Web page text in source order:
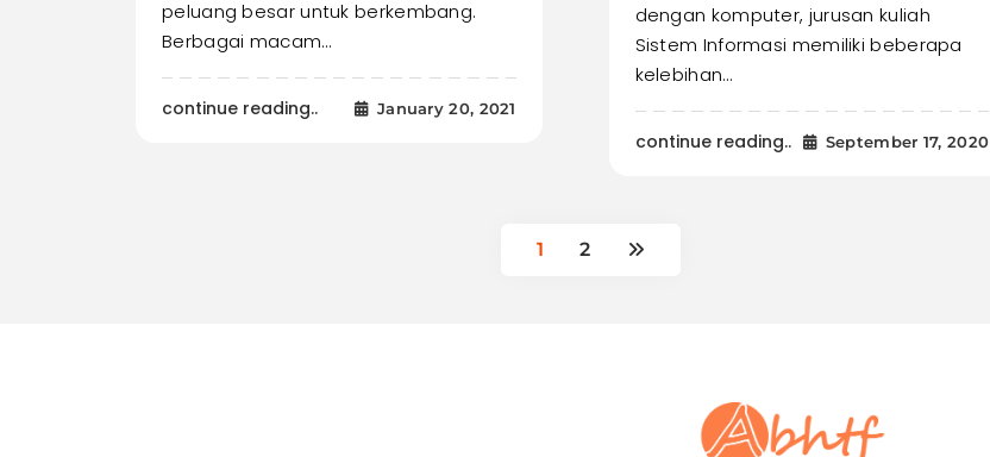
peluang besar untuk berkembang.
Berbagai macam…
continue reading.. January 20, 2021
dengan komputer, jurusan kuliah
Sistem Informasi memiliki beberapa
kelebihan…
continue reading.. September 17, 2020
1 2